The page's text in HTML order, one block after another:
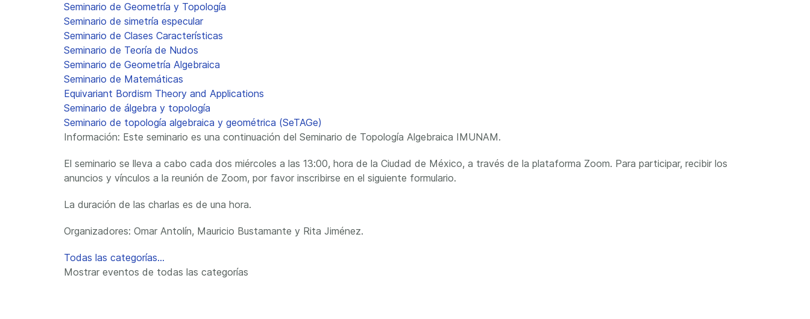
Seminario de Geometría y Topología
Seminario de simetría especular
Seminario de Clases Características
Seminario de Teoría de Nudos
Seminario de Geometría Algebraica
Seminario de Matemáticas
Equivariant Bordism Theory and Applications
Seminario de álgebra y topología
Seminario de topología algebraica y geométrica (SeTAGe)
Información: Este seminario es una continuación del Seminario de Topología Algebraica IMUNAM.
El seminario se lleva a cabo cada dos miércoles a las 13:00, hora de la Ciudad de México, a través de la plataforma Zoom. Para participar, recibir los
anuncios y vínculos a la reunión de Zoom, por favor inscribirse en el siguiente formulario.
La duración de las charlas es de una hora.
Organizadores: Omar Antolín, Mauricio Bustamante y Rita Jiménez.
Todas las categorías...
Mostrar eventos de todas las categorías